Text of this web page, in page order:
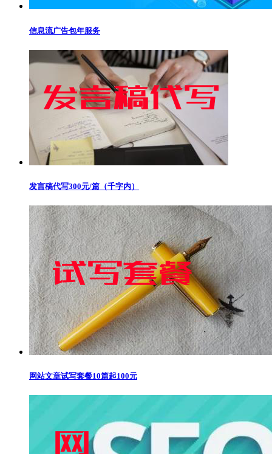
信息流广告包年服务
发言稿代写300元/篇（千字内）
网站文章试写套餐10篇起100元